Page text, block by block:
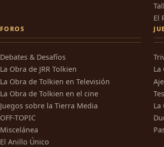
El
FOROS
Debates & Desafíos
La Obra de JRR Tolkien
La Obra de Tolkien en Televisión
La Obra de Tolkien en el cine
Juegos sobre la Tierra Media
OFF-TOPIC
Miscelánea
El Anillo Único
La
La